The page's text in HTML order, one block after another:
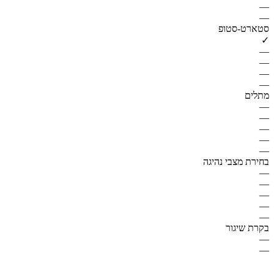
—
—
סטארט-סטופ
✓
—
—
—
—
מתלים
—
—
—
—
—
בחירת מצבי נהיגה
—
—
—
—
—
בקרת שיגור
—
—